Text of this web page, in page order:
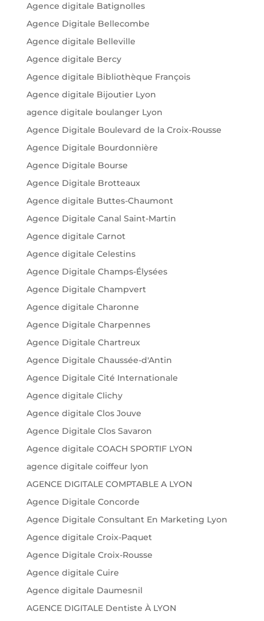
Agence digitale Batignolles
Agence Digitale Bellecombe
Agence digitale Belleville
Agence digitale Bercy
Agence digitale Bibliothèque François
Agence digitale Bijoutier Lyon
agence digitale boulanger Lyon
Agence Digitale Boulevard de la Croix-Rousse
Agence Digitale Bourdonnière
Agence Digitale Bourse
Agence Digitale Brotteaux
Agence digitale Buttes-Chaumont
Agence Digitale Canal Saint-Martin
Agence digitale Carnot
Agence digitale Celestins
Agence Digitale Champs-Élysées
Agence Digitale Champvert
Agence digitale Charonne
Agence Digitale Charpennes
Agence Digitale Chartreux
Agence Digitale Chaussée-d'Antin
Agence Digitale Cité Internationale
Agence digitale Clichy
Agence digitale Clos Jouve
Agence Digitale Clos Savaron
Agence digitale COACH SPORTIF LYON
agence digitale coiffeur lyon
AGENCE DIGITALE COMPTABLE A LYON
Agence Digitale Concorde
Agence Digitale Consultant En Marketing Lyon
Agence digitale Croix-Paquet
Agence Digitale Croix-Rousse
Agence digitale Cuire
Agence digitale Daumesnil
AGENCE DIGITALE Dentiste À LYON